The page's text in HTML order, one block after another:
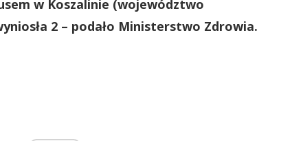
w Koszalinie (województwo
2 – podało Ministerstwo Zdrowia.